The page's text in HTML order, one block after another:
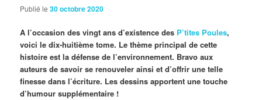
Publié le30 octobre 2020
A l’occasion des vingt ans d’existence des P’tites Poules,
voici le dix-huitième tome. Le thème principal de cette
histoire est la défense de l’environnement. Bravo aux
auteurs de savoir se renouveler ainsi et d’offrir une telle
finesse dans l’écriture. Les dessins apportent une touche
d’humour supplémentaire !